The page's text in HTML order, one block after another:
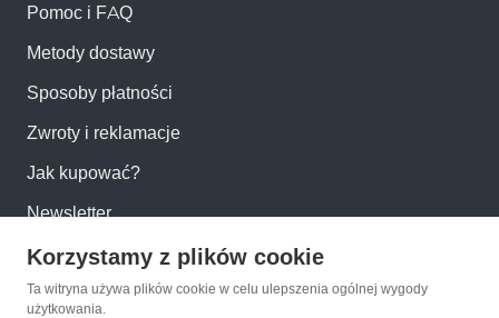
Pomoc i FAQ
Metody dostawy
Sposoby płatności
Zwroty i reklamacje
Jak kupować?
Newsletter
Konto
Korzystamy z plików cookie
Ta witryna używa plików cookie w celu ulepszenia ogólnej wygody
użytkowania.